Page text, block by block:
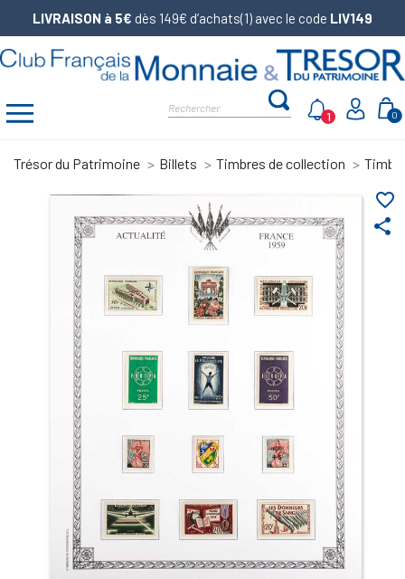
LIVRAISON à 5€ dès 149€ d’achats(1) avec le code LIV149
0
1
Trésor du Patrimoine Billets Timbres de collection
share
favorite_border